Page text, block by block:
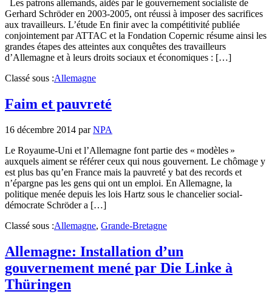
Les patrons allemands, aidés par le gouvernement socialiste de
Gerhard Schröder en 2003-2005, ont réussi à imposer des sacrifices
aux travailleurs. L’étude En finir avec la compétitivité publiée
conjointement par ATTAC et la Fondation Copernic résume ainsi les
grandes étapes des atteintes aux conquêtes des travailleurs
d’Allemagne et à leurs droits sociaux et économiques : […]
Classé sous :Allemagne
Faim et pauvreté
16 décembre 2014 parNPA
Le Royaume-Uni et l’Allemagne font partie des « modèles »
auxquels aiment se référer ceux qui nous gouvernent. Le chômage y
est plus bas qu’en France mais la pauvreté y bat des records et
n’épargne pas les gens qui ont un emploi. En Allemagne, la
politique menée depuis les lois Hartz sous le chancelier social-
démocrate Schröder a […]
Classé sous :Allemagne, Grande-Bretagne
Allemagne: Installation d’un
gouvernement mené par Die Linke à
Thüringen